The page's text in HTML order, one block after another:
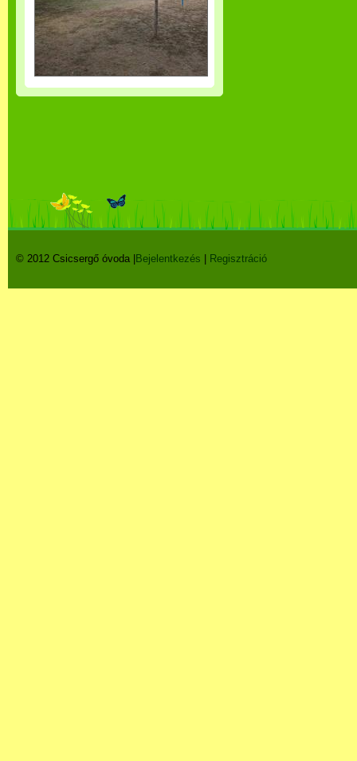
© 2012 Csicsergő óvoda | Bejelentkezés Regisztráció